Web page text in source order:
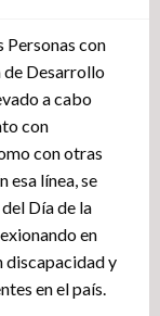
Personas con
de Desarrollo
a cabo
con
con otras
esa línea, se
Día de la
en
discapacidad y
en el país.